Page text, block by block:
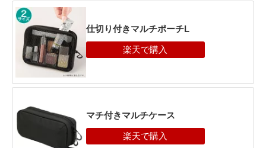
仕切り付きマルチポーチL
マチ付きマルチケース